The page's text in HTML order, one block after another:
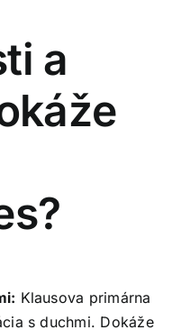
a
Klausova primárna
s duchmi. Dokáže